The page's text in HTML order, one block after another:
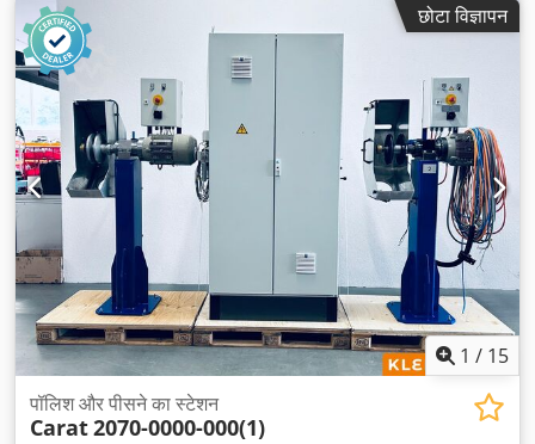
छोटा विज्ञापन
1 / 15
पॉलिश और पीसने का स्टेशन
Carat2070-0000-000(1)